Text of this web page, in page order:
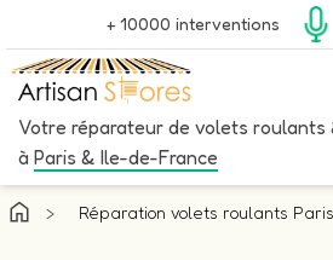
+ 10000 interventions
Votre réparateur de volets roulants
à Paris & Ile-de-France
> Réparation volets roulants